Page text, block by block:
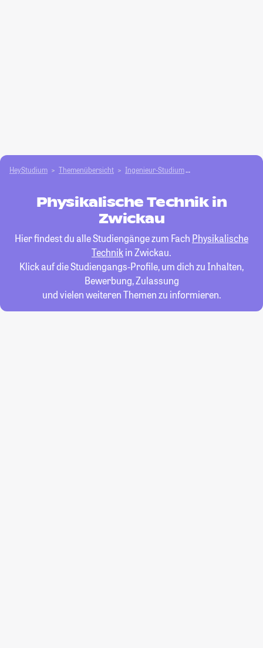
HeyStudium Themenübersicht Ingenieur-Studium
Physikalische Technik in
Zwickau
Hier findest du alle Studiengänge zum Fach Physikalische
Technikin Zwickau.
Klick auf die Studiengangs-Profile, um dich zu Inhalten,
Bewerbung, Zulassung
und vielen weiteren Themen zu informieren.